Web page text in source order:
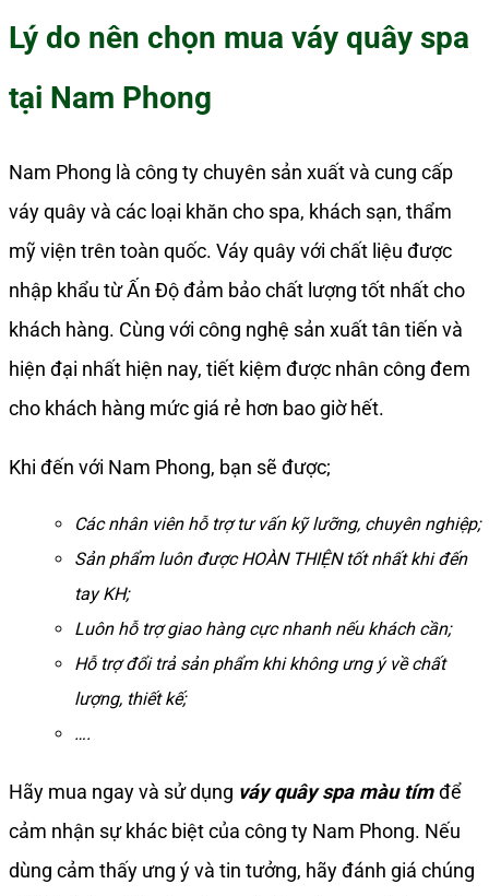
Lý do nên chọn mua váy quây spa
tại Nam Phong
Nam Phong là công ty chuyên sản xuất và cung cấp
váy quây và các loại khăn cho spa, khách sạn, thẩm
mỹ viện trên toàn quốc. Váy quây với chất liệu được
nhập khẩu từ Ấn Độ đảm bảo chất lượng tốt nhất cho
khách hàng. Cùng với công nghệ sản xuất tân tiến và
hiện đại nhất hiện nay, tiết kiệm được nhân công đem
cho khách hàng mức giá rẻ hơn bao giờ hết.
Khi đến với Nam Phong, bạn sẽ được;
Các nhân viên hỗ trợ tư vấn kỹ lưỡng, chuyên nghiệp;
Sản phẩm luôn được HOÀN THIỆN tốt nhất khi đến
tay KH;
Luôn hỗ trợ giao hàng cực nhanh nếu khách cần;
Hỗ trợ đổi trả sản phẩm khi không ưng ý về chất
lượng, thiết kế;
….
Hãy mua ngay và sử dụng váy quây spa màu tímđể
cảm nhận sự khác biệt của công ty Nam Phong. Nếu
dùng cảm thấy ưng ý và tin tưởng, hãy đánh giá chúng